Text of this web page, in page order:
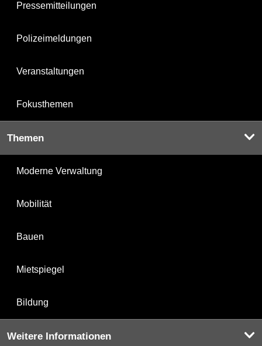
Pressemitteilungen
Polizeimeldungen
Veranstaltungen
Fokusthemen
Themen
Moderne Verwaltung
Mobilität
Bauen
Mietspiegel
Bildung
Weitere Informationen